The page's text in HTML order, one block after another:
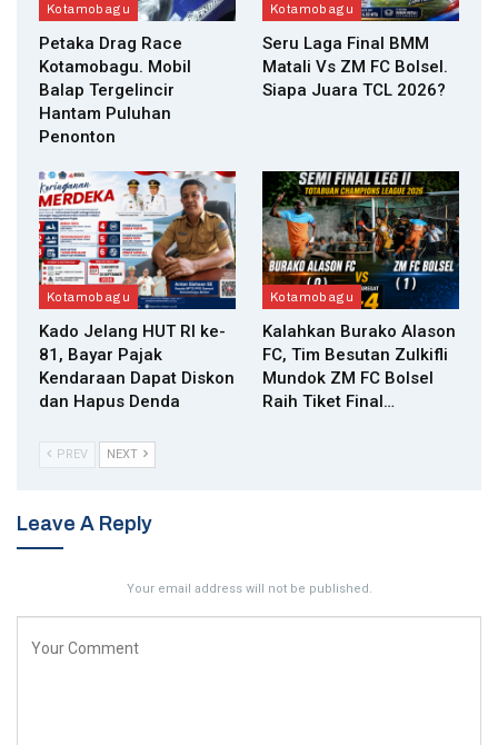
Kotamobagu
Petaka Drag Race
Kotamobagu. Mobil
Balap Tergelincir
Hantam Puluhan
Penonton
Kotamobagu
Seru Laga Final BMM
Matali Vs ZM FC Bolsel.
Siapa Juara TCL 2026?
Kotamobagu
Kado Jelang HUT RI ke-
81, Bayar Pajak
Kendaraan Dapat Diskon
dan Hapus Denda
Kotamobagu
Kalahkan Burako Alason
FC, Tim Besutan Zulkifli
Mundok ZM FC Bolsel
Raih Tiket Final…
PREV NEXT
Leave A Reply
Your email address will not be published.